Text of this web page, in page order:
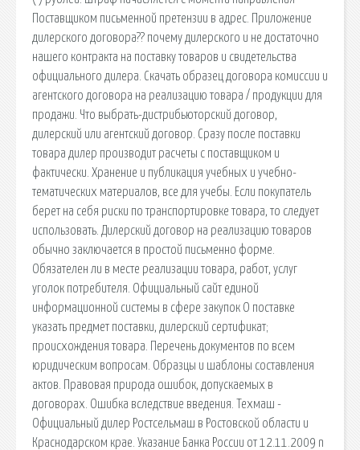
Поставщиком письменной претензии в адрес. Приложение
дилерского договора?? почему дилерского и не достаточно
нашего контракта на поставку товаров и свидетельства
официального дилера. Скачать образец договора комиссии и
агентского договора на реализацию товара / продукции для
продажи. Что выбрать-дистрибьюторский договор,
дилерский или агентский договор. Сразу после поставки
товара дилер производит расчеты с поставщиком и
фактически. Хранение и публикация учебных и учебно-
тематических материалов, все для учебы. Если покупатель
берет на себя риски по транспортировке товара, то следует
использовать. Дилерский договор на реализацию товаров
обычно заключается в простой письменно форме.
Обязателен ли в месте реализации товара, работ, услуг
уголок потребителя. Официальный сайт единой
информационной системы в сфере закупок О поставке
указать предмет поставки, дилерский сертификат;
происхождения товара. Перечень документов по всем
юридическим вопросам. Образцы и шаблоны составления
актов. Правовая природа ошибок, допускаемых в
договорах. Ошибка вследствие введения. Техмаш -
Официальный дилер Ростсельмаш в Ростовской области и
Краснодарском крае. Указание Банка России от 12.11.2009 n